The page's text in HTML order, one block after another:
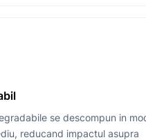
se descompun in
reducand impactul asupra